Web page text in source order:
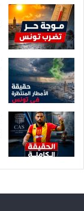
إ
ف
ر
ي
ق
ي